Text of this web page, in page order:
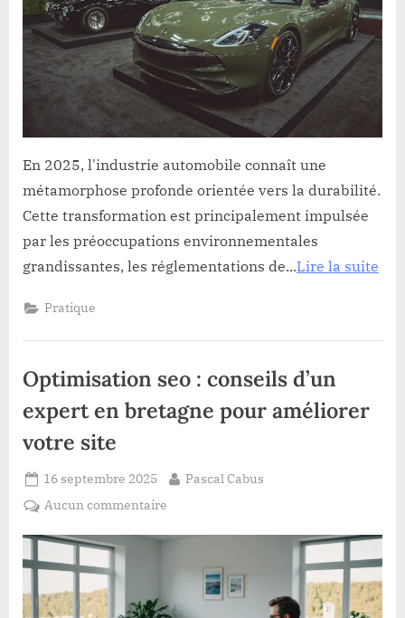
En 2025, l'industrie automobile connaît une
métamorphose profonde orientée vers la durabilité.
Cette transformation est principalement impulsée
par les préoccupations environnementales
grandissantes, les réglementations de...Lire la suite
Pratique
Optimisation seo : conseils d’un
expert en bretagne pour améliorer
votre site
Posted
on
16 septembre 2025 By
Pascal Cabus
Aucun commentaire
conseils
d’un